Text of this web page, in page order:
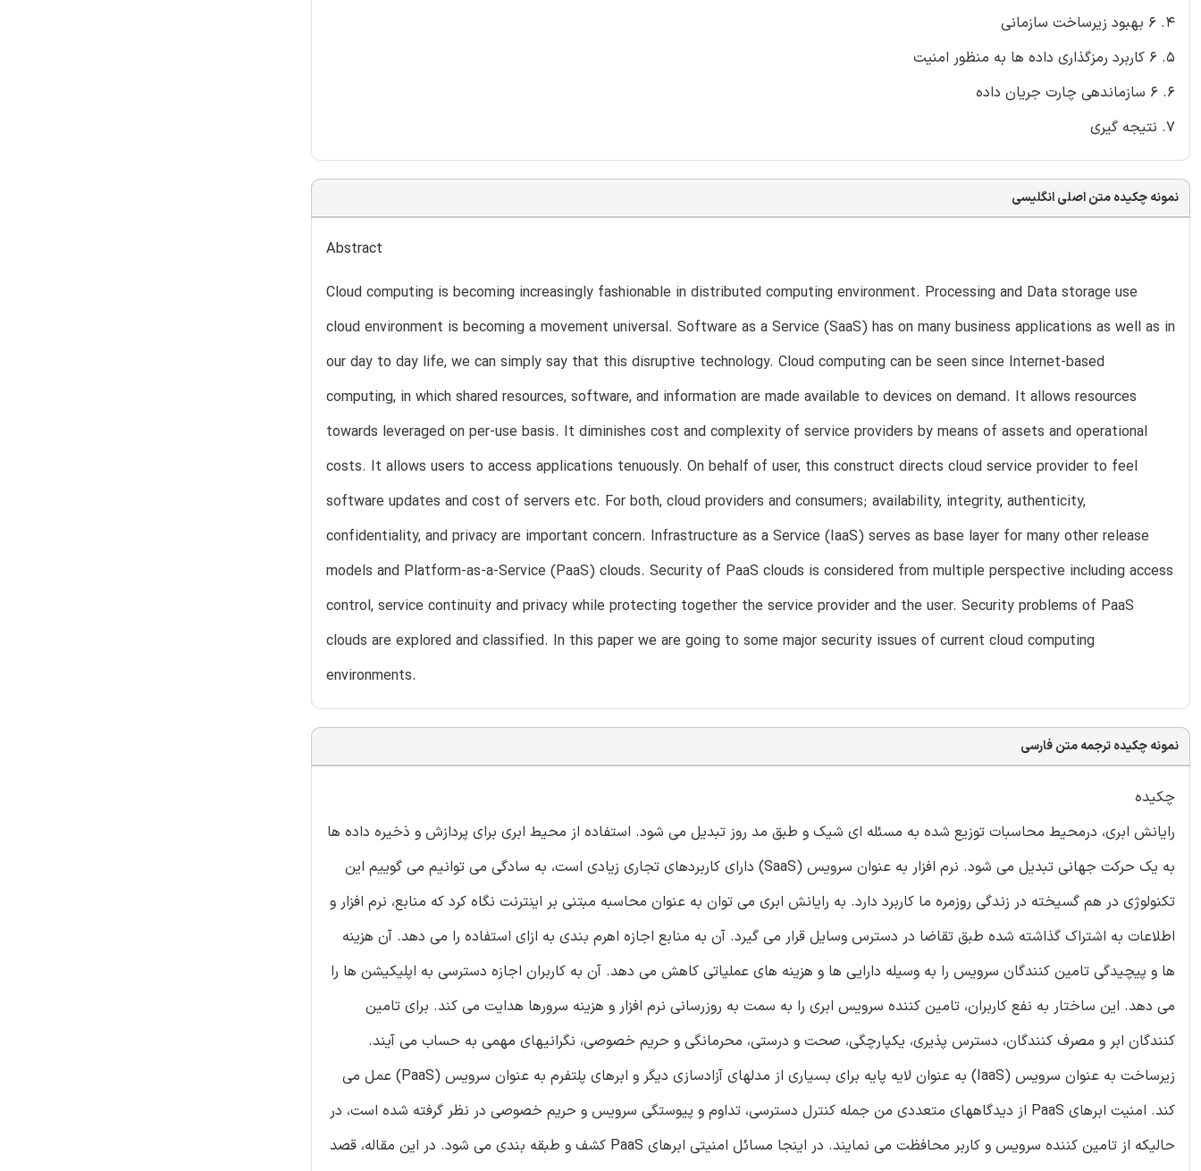
4. 6 بهبود زیرساخت سازمانی
5. 6 کاربرد رمزگذاری داده ها به منظور امنیت
6. 6 سازماندهی چارت جریان داده
7. نتیجه گیری
نمونه چکیده متن اصلی انگلیسی
Abstract
Cloud computing is becoming increasingly fashionable in distributed computing environment. Processing and Data storage use
cloud environment is becoming a movement universal. Software as a Service (SaaS) has on many business applications as well as in
our day to day life, we can simply say that this disruptive technology. Cloud computing can be seen since Internet-based
computing, in which shared resources, software, and information are made available to devices on demand. It allows resources
towards leveraged on per-use basis. It diminishes cost and complexity of service providers by means of assets and operational
costs. It allows users to access applications tenuously. On behalf of user, this construct directs cloud service provider to feel
software updates and cost of servers etc. For both, cloud providers and consumers; availability, integrity, authenticity,
confidentiality, and privacy are important concern. Infrastructure as a Service (IaaS) serves as base layer for many other release
models and Platform-as-a-Service (PaaS) clouds. Security of PaaS clouds is considered from multiple perspective including access
control, service continuity and privacy while protecting together the service provider and the user. Security problems of PaaS
clouds are explored and classified. In this paper we are going to some major security issues of current cloud computing
environments.
نمونه چکیده ترجمه متن فارسی
چکیده
رایانش ابری، درمحیط محاسبات توزیع شده به مسئله ای شیک و طبق مد روز تبدیل می شود. استفاده از محیط ابری برای پردازش و ذخیره داده ها
به یک حرکت جهانی تبدیل می شود. نرم افزار به عنوان سرویس (SaaS) دارای کاربردهای تجاری زیادی است، به سادگی می توانیم می گوییم این
تکنولوژی در هم گسیخته در زندگی روزمره ما کاربرد دارد. به رایانش ابری می توان به عنوان محاسبه مبتنی بر اینترنت نگاه کرد که منابع، نرم افزار و
اطلاعات به اشتراک گذاشته شده طبق تقاضا در دسترس وسایل قرار می گیرد. آن به منابع اجازه اهرم بندی به ازای استفاده را می دهد. آن هزینه
ها و پیچیدگی تامین کنندگان سرویس را به وسیله دارایی ها و هزینه های عملیاتی کاهش می دهد. آن به کاربران اجازه دسترسی به اپلیکیشن ها را
می دهد. این ساختار به نفع کاربران، تامین کننده سرویس ابری را به سمت به روزرسانی نرم افزار و هزینه سرورها هدایت می کند. برای تامین
کنندگان ابر و مصرف کنندگان، دسترس پذیری، یکپارچگی، صحت و درستی، محرمانگی و حریم خصوصی، نگرانیهای مهمی به حساب می آیند.
زیرساخت به عنوان سرویس (IaaS) به عنوان لایه پایه برای بسیاری از مدلهای آزادسازی دیگر و ابرهای پلتفرم به عنوان سرویس (PaaS) عمل می
کند. امنیت ابرهای PaaS از دیدگاههای متعددی من جمله کنترل دسترسی، تداوم و پیوستگی سرویس و حریم خصوصی در نظر گرفته شده است، در
حالیکه از تامین کننده سرویس و کاربر محافظت می نمایند. در اینجا مسائل امنیتی ابرهای PaaS کشف و طبقه بندی می شود. در این مقاله، قصد